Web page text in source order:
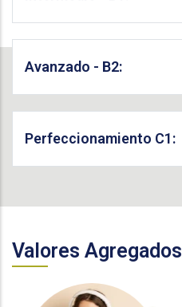
Avanzado - B2:
Perfeccionamiento C1:
Valores Agregados